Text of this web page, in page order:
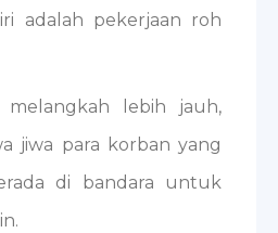
adalah pekerjaan roh
melangkah lebih jauh,
jiwa para korban yang
di bandara untuk